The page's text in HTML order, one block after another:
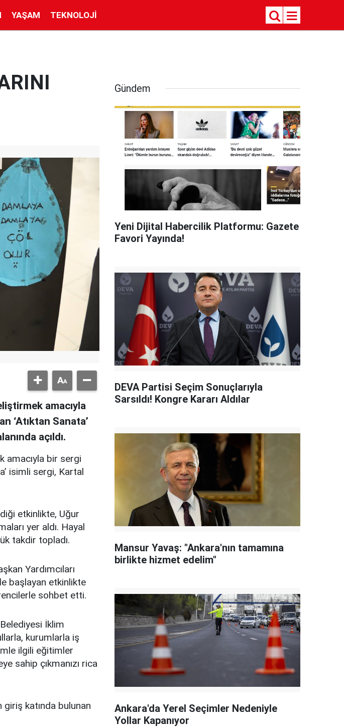
YAŞAM TEKNOLOJI
amacıyla
‘Atıktan Sanata’
açıldı.
amacıyla bir sergi
isimli sergi, Kartal
etkinlikte, Uğur
yer aldı. Hayal
takdir topladı.
Yardımcıları
başlayan etkinlikte
sohbet etti.
İklim
kurumlarla iş
ilgili eğitimler
sahip çıkmanızı rica
giriş katında bulunan
Gündem
Yeni Dijital Habercilik Platformu: Gazete
Favori Yayında!
DEVA Partisi Seçim Sonuçlarıyla
Sarsıldı! Kongre Kararı Aldılar
Mansur Yavaş: "Ankara'nın tamamına
birlikte hizmet edelim"
Ankara'da Yerel Seçimler Nedeniyle
Yollar Kapanıyor